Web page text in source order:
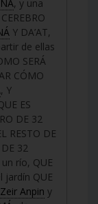
, y una
Y DA’AT,
de ellas
SERÁ
CÓMO
, Y
ES
DE 32
RESTO DE
DE 32
río, QUE
jardín QUE
Zeir Anpin y